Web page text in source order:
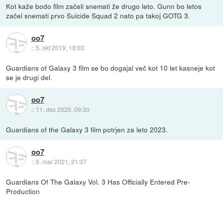
Kot kaže bodo film začeli snemati že drugo leto. Gunn bo letos
začel snemati prvo Suicide Squad 2 nato pa takoj GOTG 3.
oo7
::5. okt 2019, 18:03
Guardians of Galaxy 3 film se bo dogajal več kot 10 let kasneje kot
se je drugi del.
oo7
:: 11. dec 2020, 09:30
Guardians of the Galaxy 3 film potrjen za leto 2023.
oo7
::6. mar 2021, 21:37
Guardians Of The Galaxy Vol. 3 Has Officially Entered Pre-
Production